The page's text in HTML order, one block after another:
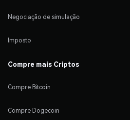
Negociação de simulação
Imposto
Compre mais Criptos
Compre Bitcoin
Compre Dogecoin